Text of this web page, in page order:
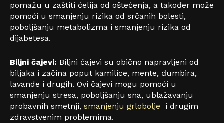
pomažu u zaštiti ćelija od oštećenja, a također može
pomoći u smanjenju rizika od srčanih bolesti,
poboljšanju metabolizma i smanjenju rizika od
dijabetesa.
Biljni čajevi: Biljni čajevi su obično napravljeni od
biljaka i začina poput kamilice, mente, đumbira,
lavande i drugih. Ovi čajevi mogu pomoći u
smanjenju stresa, poboljšanju sna, ublažavanju
probavnih smetnji, smanjenju grlobolje i drugim
zdravstvenim problemima.